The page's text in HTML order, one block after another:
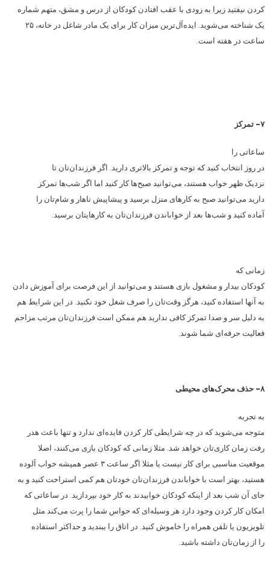
کردن نیفتید زیرا به زودی با عقب افتادن کودکان از درس و مشق، متهم شماره
یک شناخته می‌شوید. ایده‌آل‌ترین میزان کار برای یک مادر شاغل در خانه، ۲۵
ساعت در هفته است.
۷- تمرکز
ساعاتی را
در روز انتخاب کنید که توجه و تمرکز بالاتری دارید. اگر فرزندان‌تان تا
نزدیک ظهر خواب هستند، می‌توانید صبح‌ها کار کنید اما اگر شب‌ها تمرکز
دارید می‌توانید صبح به کارهای منزل برسید و پیشاپیش ناهار و شام‌تان را
آماده کنید و شب‌ها بعد از خواباندن فرزندان‌تان به کارهایتان برسید.
زمانی که
کودکان بیدار و مشغول بازی هستند و می‌توانید از این فرصت برای آموزش دادن
به آنها استفاده کنید، هرگز وقت‌تان را صرف شغل خود نکنید. در این شرایط هم
به دلیل سر و صدا تمرکز کافی ندارید هم ممکن است فرزندان‌تان مرتب مزاحم
فعالیت حرفه‌ای شما شوند.
۸- حذف محرک‌های محیطی
به تجربه
متوجه می‌شوید که در چه شرایطی کار کردن فایده‌ای ندارد و تنها باعث هدر
رفت زمان کاری‌تان خواهد شد. مثلا زمانی که کودکان بازی می‌کنند، اصلا
موقعیت مناسبی برای کار نیست یا مثلا اگر ساعت ۳ عصر همیشه خواب آلوده
هستید، بهتر است با خواباندن فرزندان‌تان خودتان هم کمی استراحت کنید و به
جای آن شب بعد از اینکه کودکان خوابیدند به کار خود بپردازید. در ساعاتی که
امکان کار کردن وجود دارد هر وسیله‌ای که حواس شما را پرت می‌کند مثل
تلویزیون یا تلفن همراه را خاموش کنید. در اتاق را ببندید و حداکثر استفاده
را از زمان‌تان داشته باشید.